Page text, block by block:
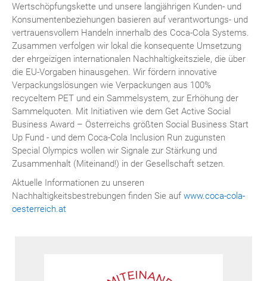
Wertschöpfungskette und unsere langjährigen Kunden- und
Konsumentenbeziehungen basieren auf verantwortungs- und
vertrauensvollem Handeln innerhalb des Coca-Cola Systems.
Zusammen verfolgen wir lokal die konsequente Umsetzung
der ehrgeizigen internationalen Nachhaltigkeitsziele, die über
die EU-Vorgaben hinausgehen. Wir fördern innovative
Verpackungslösungen wie Verpackungen aus 100%
recyceltem PET und ein Sammelsystem, zur Erhöhung der
Sammelquoten. Mit Initiativen wie dem Get Active Social
Business Award – Österreichs größten Social Business Start
Up Fund - und dem Coca-Cola Inclusion Run zugunsten
Special Olympics wollen wir Signale zur Stärkung und
Zusammenhalt (Miteinand!) in der Gesellschaft setzen.
Aktuelle Informationen zu unseren
Nachhaltigkeitsbestrebungen finden Sie auf www.coca-cola-
oesterreich.at